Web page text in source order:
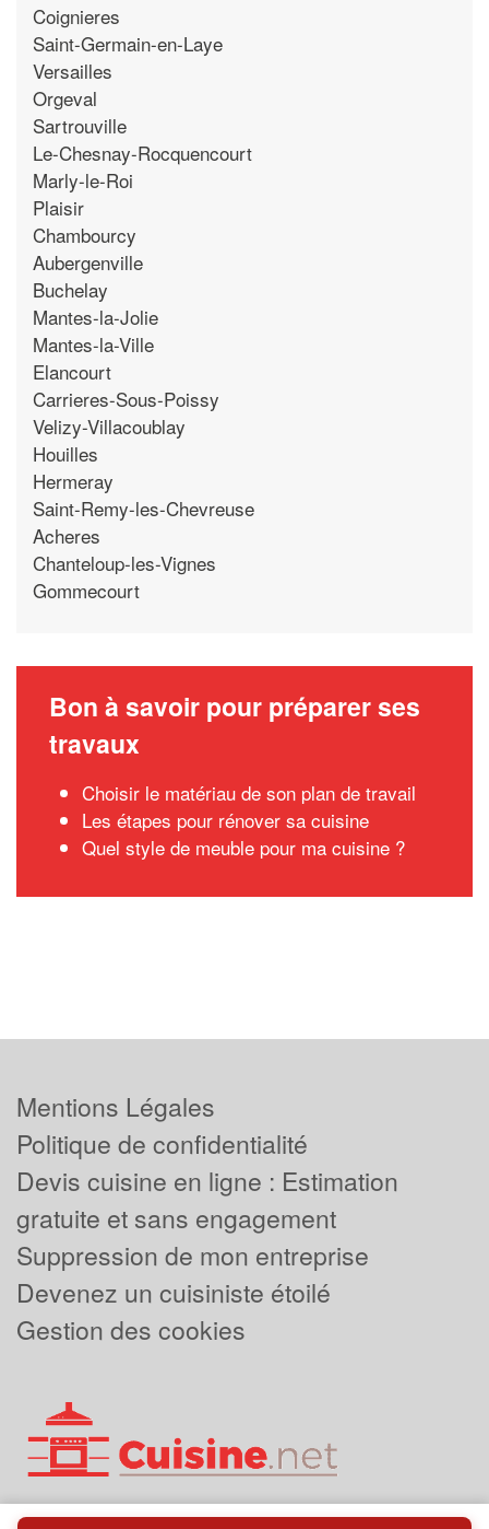
Coignieres
Saint-Germain-en-Laye
Versailles
Orgeval
Sartrouville
Le-Chesnay-Rocquencourt
Marly-le-Roi
Plaisir
Chambourcy
Aubergenville
Buchelay
Mantes-la-Jolie
Mantes-la-Ville
Elancourt
Carrieres-Sous-Poissy
Velizy-Villacoublay
Houilles
Hermeray
Saint-Remy-les-Chevreuse
Acheres
Chanteloup-les-Vignes
Gommecourt
Bon à savoir pour préparer ses
travaux
Choisir le matériau de son plan de travail
Les étapes pour rénover sa cuisine
Quel style de meuble pour ma cuisine ?
Mentions Légales
Politique de confidentialité
Devis cuisine en ligne : Estimation
gratuite et sans engagement
Suppression de mon entreprise
Devenez un cuisiniste étoilé
Gestion des cookies